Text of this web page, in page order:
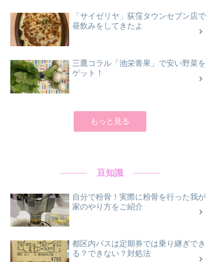
「サイゼリヤ」荻窪タウンセブン店で
昼飲みをしてきたよ
三鷹コラル「池栄青果」で安い野菜を
ゲット！
もっと見る
豆知識
自分で粉骨！実際に粉骨を行った我が
家のやり方をご紹介
都区内パスは定期券では乗り継ぎでき
る？できない？対処法